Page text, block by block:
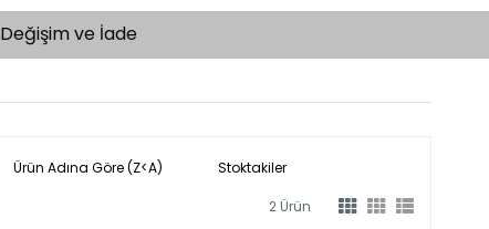
Değişim ve İade
Ürün Adına Göre (Z<A) Stoktakiler
2 Ürün